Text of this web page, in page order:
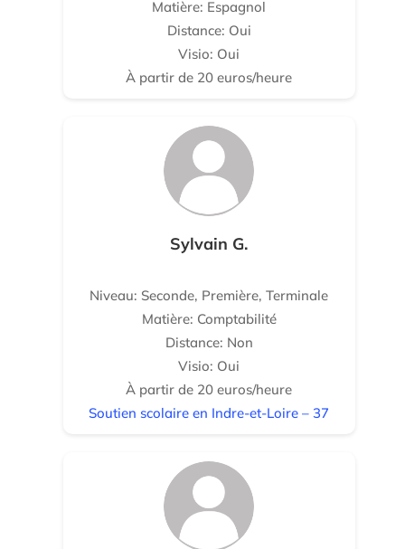
Matière: Espagnol
Distance: Oui
Visio: Oui
À partir de 20 euros/heure
Sylvain G.
Niveau: Seconde, Première, Terminale
Matière: Comptabilité
Distance: Non
Visio: Oui
À partir de 20 euros/heure
Soutien scolaire en Indre-et-Loire – 37